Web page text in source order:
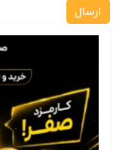
ارسال